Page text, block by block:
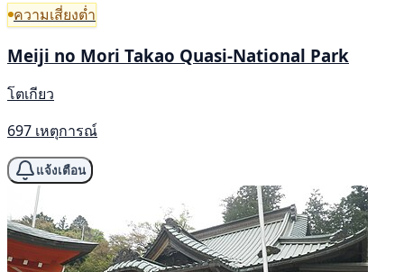
ความเสี่ยงต่ำ
Meiji no Mori Takao Quasi-National Park
โตเกียว
697 เหตุการณ์
แจ้งเตือน